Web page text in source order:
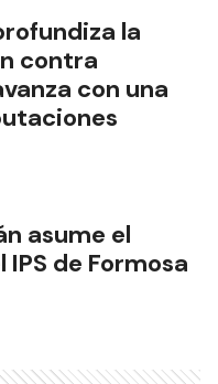
la
contra
con una
asume el
de Formosa